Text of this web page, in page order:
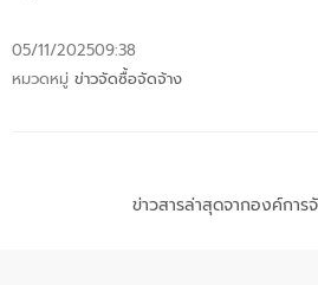
05/11/202509:38
หมวดหมู่ ข่าวจัดซื้อจัดจ้าง
ข่าวสารล่าสุดจากองค์การ